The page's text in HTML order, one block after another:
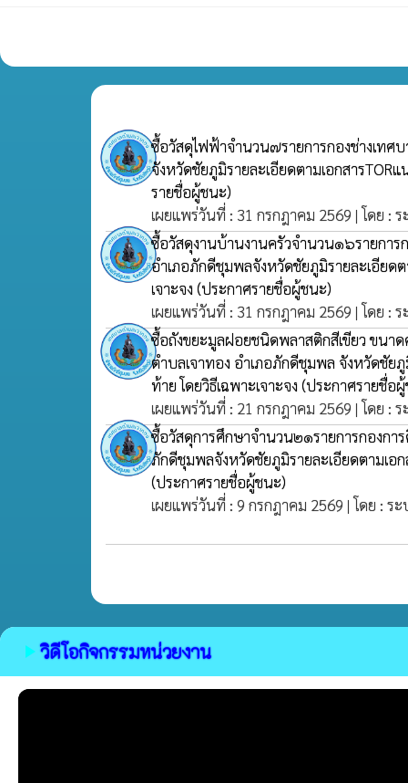
ซื้อวัสดุไฟฟ้าจำนวน๗รายการกองช่างเทศ
จังหวัดชัยภูมิรายละเอียดตามเอกสารTOR
รายชื่อผู้ชนะ)
เผยแพร่วันที่ : 31 กรกฎาคม 2569 | โดย :
ซื้อวัสดุงานบ้านงานครัวจำนวน๑๖รายการ
อำเภอภักดีชุมพลจังหวัดชัยภูมิรายละเอียด
เจาะจง (ประกาศรายชื่อผู้ชนะ)
เผยแพร่วันที่ : 31 กรกฎาคม 2569 | โดย :
ซื้อถังขยะมูลฝอยชนิดพลาสติกสีเขียว ขนา
ตำบลเจาทอง อำเภอภักดีชุมพล จังหวัดชัย
ท้าย โดยวิธีเฉพาะเจาะจง (ประกาศรายชื่อ
เผยแพร่วันที่ : 21 กรกฎาคม 2569 | โดย :
ซื้อวัสดุการศึกษาจำนวน๒๑รายการกองกา
ภักดีชุมพลจังหวัดชัยภูมิรายละเอียดตามเอก
(ประกาศรายชื่อผู้ชนะ)
เผยแพร่วันที่ : 9 กรกฎาคม 2569 | โดย : ร
play_arrowวิดีโอกิจกรรมหน่วยงาน